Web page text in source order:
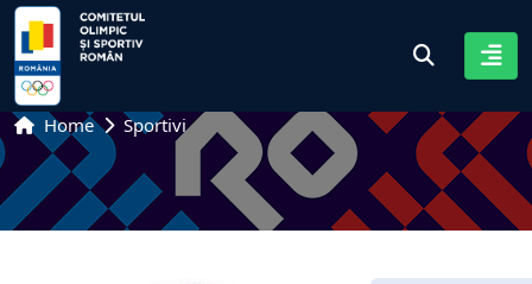
Home Sportivi